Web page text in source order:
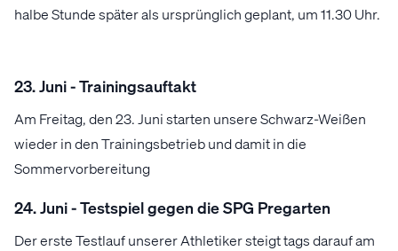
halbe Stunde später als ursprünglich geplant, um 11.30 Uhr.
23. Juni - Trainingsauftakt
Am Freitag, den 23. Juni starten unsere Schwarz-Weißen
wieder in den Trainingsbetrieb und damit in die
Sommervorbereitung
24. Juni - Testspiel gegen die SPG Pregarten
Der erste Testlauf unserer Athletiker steigt tags darauf am